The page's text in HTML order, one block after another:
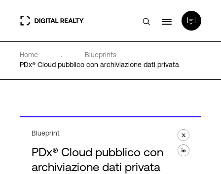
Data center
Competenze e Risorse
Home ...
Blueprints
PDx® Cloud pubblico con archiviazione dati privata
Blueprint
PDx® Cloud pubblico con
archiviazione dati privata